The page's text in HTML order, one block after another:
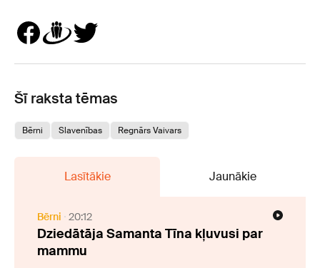
Šī raksta tēmas
Bērni Slavenības Regnārs Vaivars
Lasītākie Jaunākie
Bērni 20:12
Dziedātāja Samanta Tīna kļuvusi par
mammu